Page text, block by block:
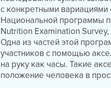
с конкретными
Национальной программы
Nutrition Examination
Одна из частей этой
участников с помощью
на руку как часы. Такие
положение человека в